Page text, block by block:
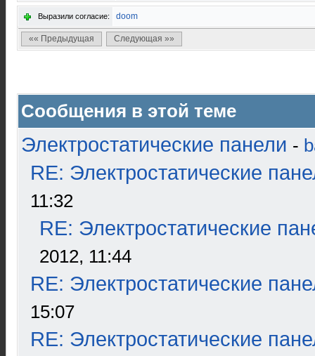
Выразили согласие: doom
«« Предыдущая Следующая »»
Сообщения в этой теме
Электростатические панели -
RE: Электростатические
11:32
RE: Электростатические
2012, 11:44
RE: Электростатические
15:07
RE: Электростатические